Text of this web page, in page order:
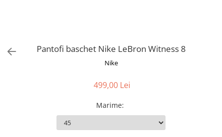
Pantofi baschet Nike LeBron Witness 8
Nike
499,00 Lei
Marime: